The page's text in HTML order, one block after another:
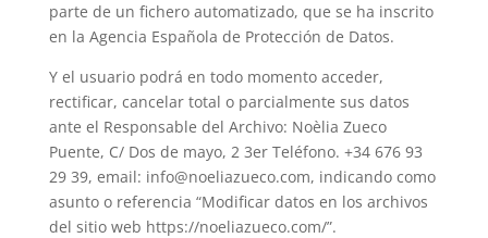
parte de un fichero automatizado, que se ha inscrito
en la Agencia Española de Protección de Datos.
Y el usuario podrá en todo momento acceder,
rectificar, cancelar total o parcialmente sus datos
ante el Responsable del Archivo: Noèlia Zueco
Puente, C/ Dos de mayo, 2 3er Teléfono. +34 676 93
29 39, email: info@noeliazueco.com, indicando como
asunto o referencia “Modificar datos en los archivos
del sitio web https://noeliazueco.com/”.